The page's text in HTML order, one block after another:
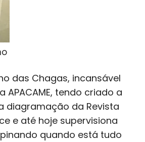
das Chagas, incansável
APACAME, tendo criado a
diagramação da Revista
e até hoje supervisiona
quando está tudo